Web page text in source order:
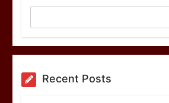
Recent Posts